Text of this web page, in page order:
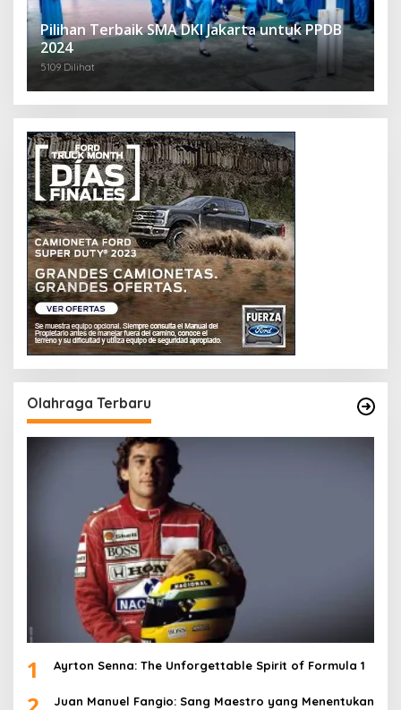
Pilihan Terbaik SMA DKI Jakarta untuk PPDB
2024
5109 Dilihat
Olahraga Terbaru
1 Ayrton Senna: The Unforgettable Spirit of Formula 1
Juan Manuel Fangio: Sang Maestro yang Menentukan